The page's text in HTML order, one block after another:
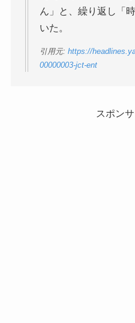
ん」と、繰り返し「
いた。
引用元: https://
00000003-jct-ent
スポン